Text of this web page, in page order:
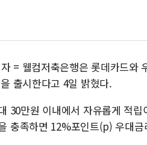
= 웰컴저축은행은 롯데카드와
출시한다고 4일 밝혔다.
30만원 이내에서 자유롭게 적
충족하면 12%포인트(p) 우대금